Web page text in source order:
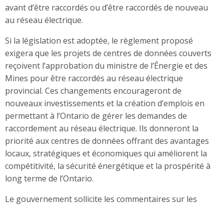
avant d’être raccordés ou d’être raccordés de nouveau
au réseau électrique.
Si la législation est adoptée, le règlement proposé
exigera que les projets de centres de données couverts
reçoivent l’approbation du ministre de l’Énergie et des
Mines pour être raccordés au réseau électrique
provincial. Ces changements encourageront de
nouveaux investissements et la création d’emplois en
permettant à l’Ontario de gérer les demandes de
raccordement au réseau électrique. Ils donneront la
priorité aux centres de données offrant des avantages
locaux, stratégiques et économiques qui améliorent la
compétitivité, la sécurité énergétique et la prospérité à
long terme de l’Ontario.
Le gouvernement sollicite les commentaires sur les